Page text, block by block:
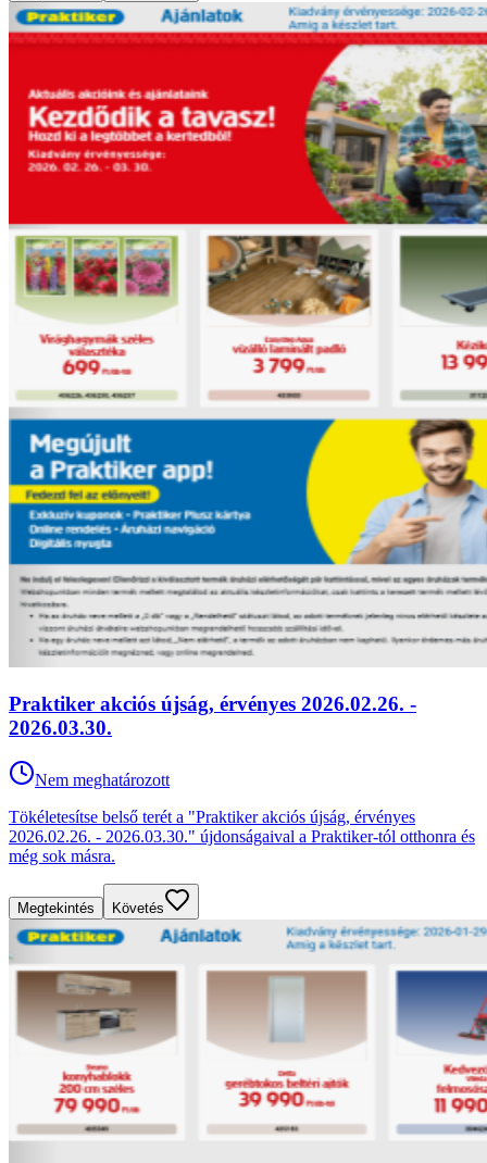
Praktiker akciós újság, érvényes 2026.02.26. -
2026.03.30.
Nem meghatározott
Tökéletesítse belső terét a "Praktiker akciós újság, érvényes
2026.02.26. - 2026.03.30." újdonságaival a Praktiker-tól otthonra és
még sok másra.
Megtekintés Követés